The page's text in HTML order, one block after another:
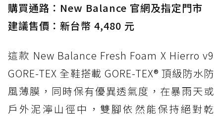
購買通路：New Balance 官網及指定門市
建議售價：新台幣 4,480 元
這款 New Balance Fresh Foam X Hierro v9
GORE-TEX 全鞋搭載 GORE-TEX® 頂級防水防
風薄膜，同時保有優異透氣度，在暴雨天或
戶外泥濘山徑中，雙腳依然能保持絕對乾